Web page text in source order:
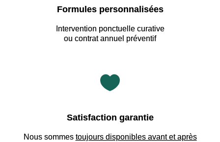
Formules personnalisées
Intervention ponctuelle curative
ou contrat annuel préventif

Satisfaction garantie
Nous sommes toujours disponibles avant et après